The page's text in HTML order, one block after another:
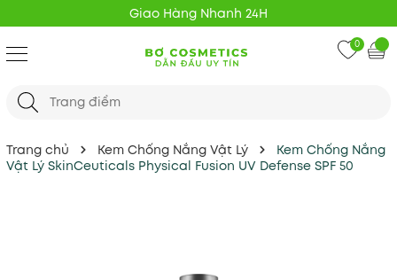
Giao Hàng Nhanh 24H
0
Trang chủ Kem Chống Nắng Vật Lý
Kem Chống Nắng
Vật Lý SkinCeuticals Physical Fusion UV Defense SPF 50